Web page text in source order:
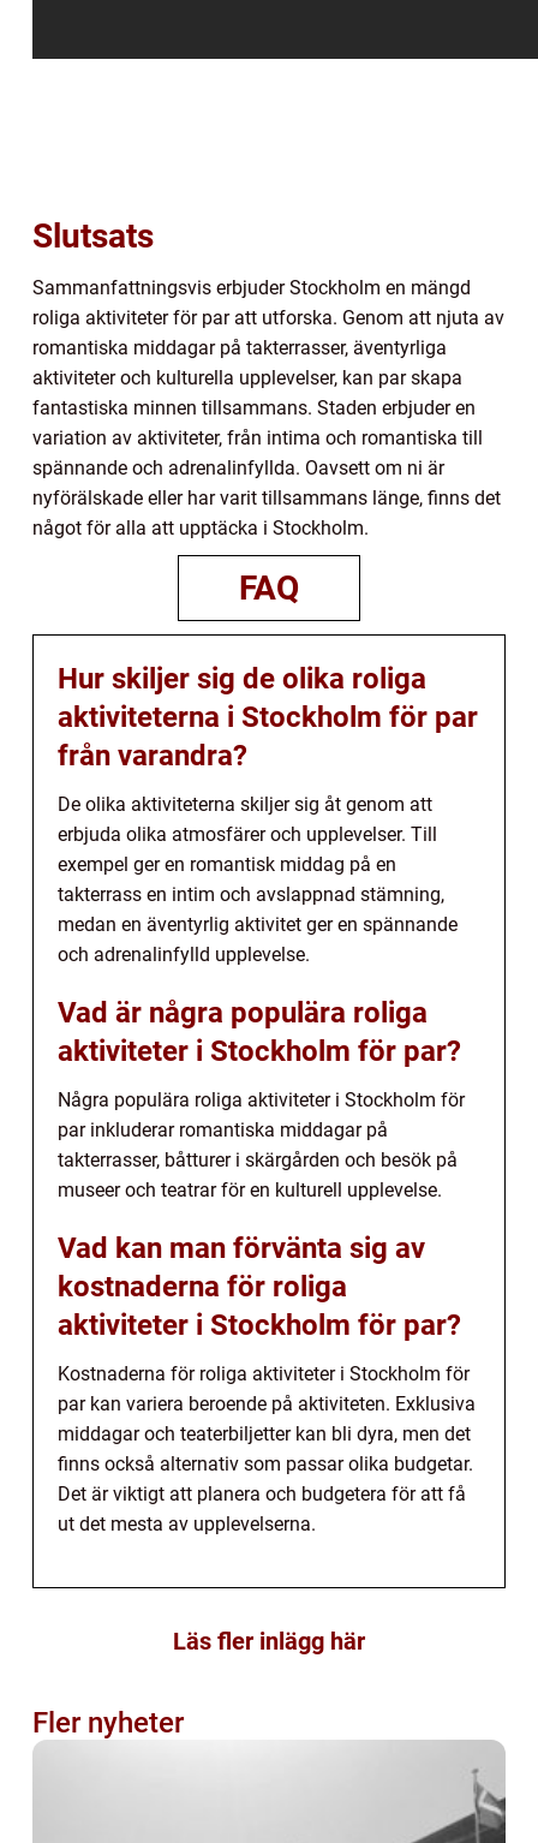
Slutsats
Sammanfattningsvis erbjuder Stockholm en mängd
roliga aktiviteter för par att utforska. Genom att njuta av
romantiska middagar på takterrasser, äventyrliga
aktiviteter och kulturella upplevelser, kan par skapa
fantastiska minnen tillsammans. Staden erbjuder en
variation av aktiviteter, från intima och romantiska till
spännande och adrenalinfyllda. Oavsett om ni är
nyförälskade eller har varit tillsammans länge, finns det
något för alla att upptäcka i Stockholm.
FAQ
Hur skiljer sig de olika roliga
aktiviteterna i Stockholm för par
från varandra?
De olika aktiviteterna skiljer sig åt genom att
erbjuda olika atmosfärer och upplevelser. Till
exempel ger en romantisk middag på en
takterrass en intim och avslappnad stämning,
medan en äventyrlig aktivitet ger en spännande
och adrenalinfylld upplevelse.
Vad är några populära roliga
aktiviteter i Stockholm för par?
Några populära roliga aktiviteter i Stockholm för
par inkluderar romantiska middagar på
takterrasser, båtturer i skärgården och besök på
museer och teatrar för en kulturell upplevelse.
Vad kan man förvänta sig av
kostnaderna för roliga
aktiviteter i Stockholm för par?
Kostnaderna för roliga aktiviteter i Stockholm för
par kan variera beroende på aktiviteten. Exklusiva
middagar och teaterbiljetter kan bli dyra, men det
finns också alternativ som passar olika budgetar.
Det är viktigt att planera och budgetera för att få
ut det mesta av upplevelserna.
Läs fler inlägg här
Fler nyheter